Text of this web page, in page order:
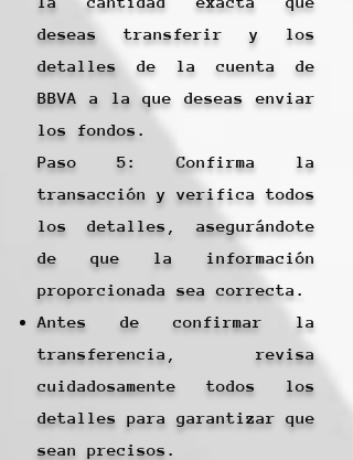
deseas transferir y los
detalles de la cuenta de
BBVA a la que deseas enviar
los fondos.
Paso 5: Confirma la
transacción y verifica todos
los detalles, asegurándote
de que la información
proporcionada sea correcta.
Antes de confirmar la
transferencia, revisa
cuidadosamente todos los
detalles para garantizar que
sean precisos.